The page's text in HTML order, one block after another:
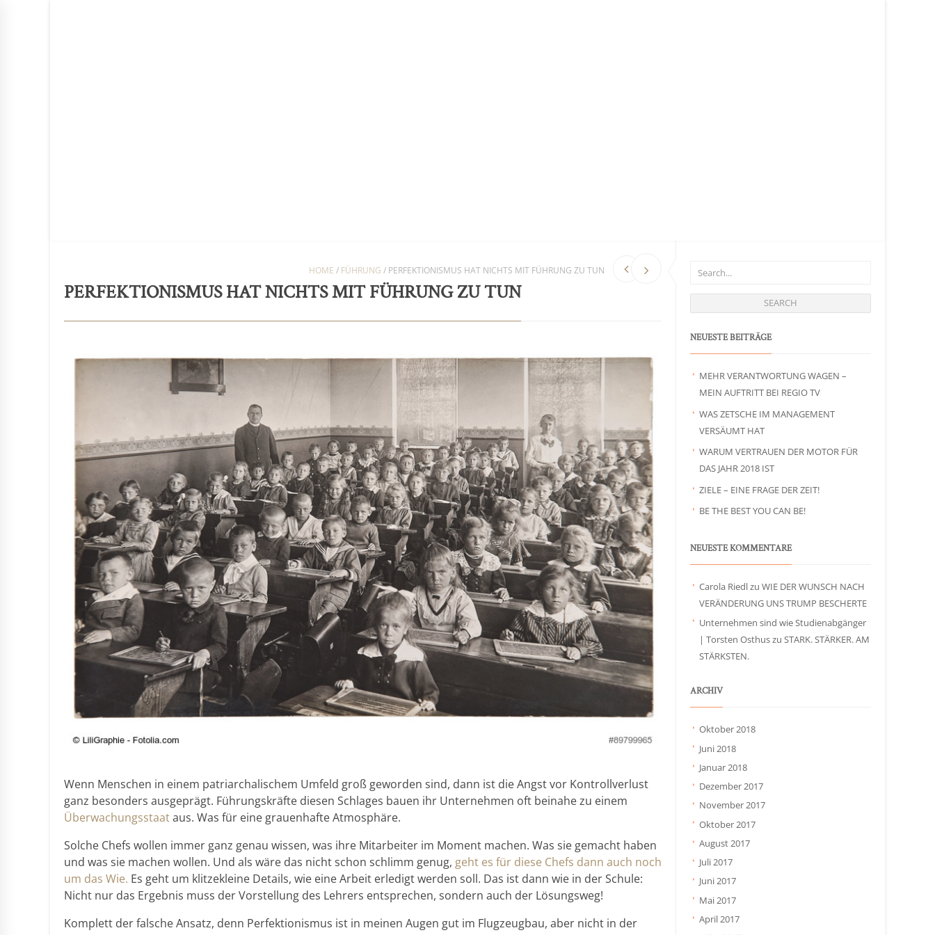
NEUESTE BEITRÄGE
MEHR VERANTWORTUNG WAGEN –
MEIN AUFTRITT BEI REGIO TV
WAS ZETSCHE IM MANAGEMENT
VERSÄUMT HAT
WARUM VERTRAUEN DER MOTOR FÜR
DAS JAHR 2018 IST
ZIELE – EINE FRAGE DER ZEIT!
BE THE BEST YOU CAN BE!
NEUESTE KOMMENTARE
Carola Riedlzu WIE DER WUNSCH NACH
VERÄNDERUNG UNS TRUMP BESCHERTE
Unternehmen sind wie Studienabgänger
| Torsten Osthuszu STARK. STÄRKER. AM
STÄRKSTEN.
ARCHIV
Oktober 2018
Juni 2018
Januar 2018
Dezember 2017
November 2017
Oktober 2017
August 2017
Juli 2017
Juni 2017
Mai 2017
April 2017
HOME / FÜHRUNG / PERFEKTIONISMUS HAT NICHTS MIT FÜHRUNG ZU TUN
PERFEKTIONISMUS HAT NICHTS MIT FÜHRUNG ZU TUN
Wenn Menschen in einem patriarchalischem Umfeld groß geworden sind, dann ist die Angst vor Kontrollverlust
ganz besonders ausgeprägt. Führungskräfte diesen Schlages bauen ihr Unternehmen oft beinahe zu einem
Überwachungsstaataus. Was für eine grauenhafte Atmosphäre.
Solche Chefs wollen immer ganz genau wissen, was ihre Mitarbeiter im Moment machen. Was sie gemacht haben
und was sie machen wollen. Und als wäre das nicht schon schlimm genug, geht es für diese Chefs dann auch noch
um das Wie. Es geht um klitzekleine Details, wie eine Arbeit erledigt werden soll. Das ist dann wie in der Schule:
Nicht nur das Ergebnis muss der Vorstellung des Lehrers entsprechen, sondern auch der Lösungsweg!
Komplett der falsche Ansatz, denn Perfektionismus ist in meinen Augen gut im Flugzeugbau, aber nicht in der